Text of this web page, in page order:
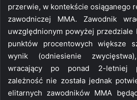
przerwie, w kontekście osiąganego
zawodniczej MMA. Zawodnik
uwzględnionym powyżej przedziale
punktów procentowych większe
wynik (odniesienie
wracający po ponad 2-letniej
zależność nie została jednak
elitarnych zawodników MMA